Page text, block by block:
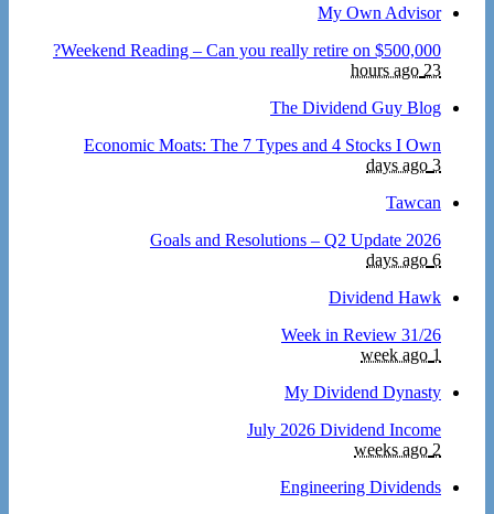
My Own Advisor
Weekend Reading – Can you really retire on $500,000?
23 hours ago
The Dividend Guy Blog
Economic Moats: The 7 Types and 4 Stocks I Own
3 days ago
Tawcan
2026 Goals and Resolutions – Q2 Update
6 days ago
Dividend Hawk
Week in Review 31/26
1 week ago
My Dividend Dynasty
July 2026 Dividend Income
2 weeks ago
Engineering Dividends